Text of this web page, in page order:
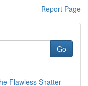
Report Page
Go
Flawless Shatter